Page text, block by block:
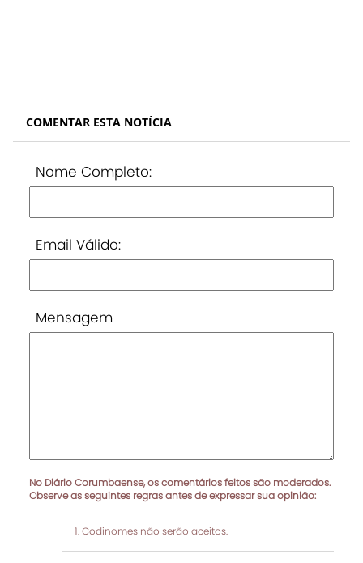
COMENTAR ESTA NOTÍCIA
Nome Completo:
Email Válido:
Mensagem
No Diário Corumbaense, os comentários feitos são moderados.
Observe as seguintes regras antes de expressar sua opinião:
Codinomes não serão aceitos.